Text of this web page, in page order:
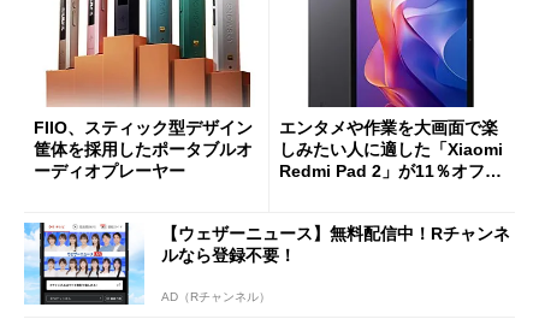
FIIO、スティック型デザイン
筐体を採用したポータブルオ
ーディオプレーヤー
エンタメや作業を大画面で楽
しみたい人に適した「Xiaomi
Redmi Pad 2」が11％オフの
【ウェザーニュース】無料配信中！Rチャンネ
ルなら登録不要！
AD（Rチャンネル）